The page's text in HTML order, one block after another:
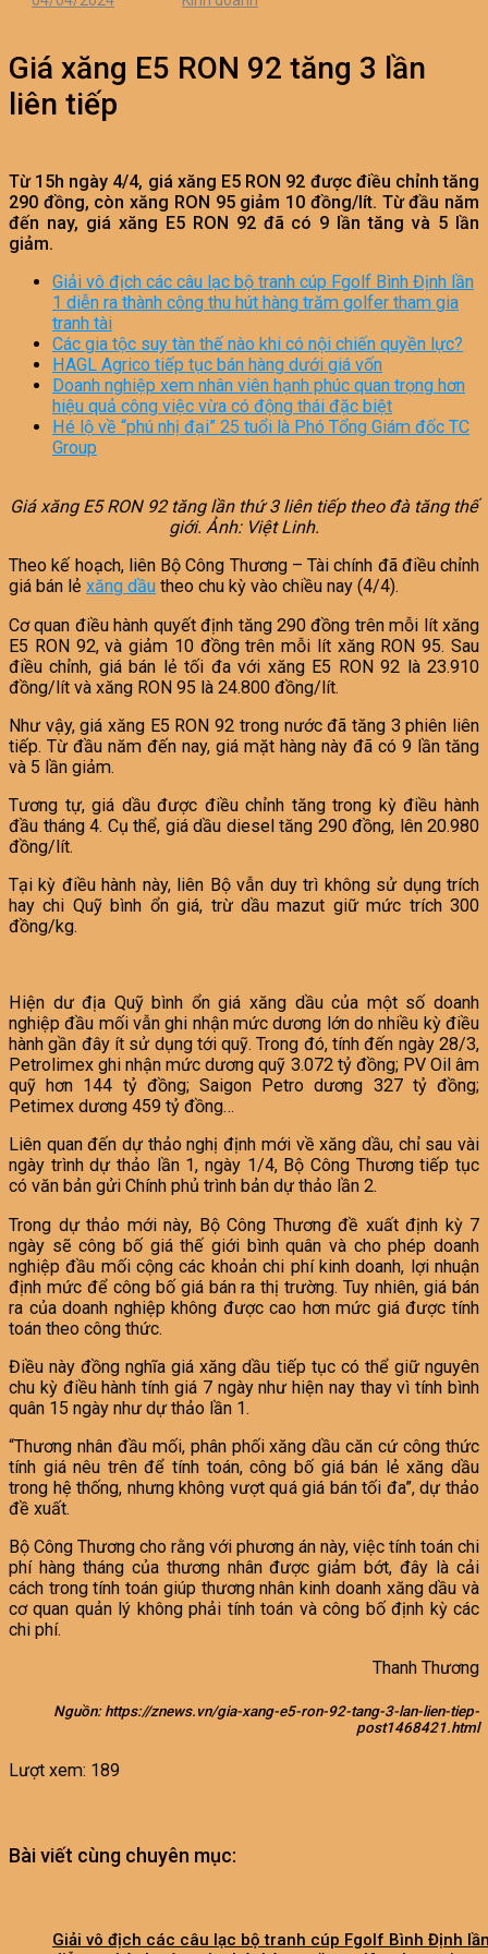
Giá xăng E5 RON 92 tăng 3 lần
liên tiếp
Từ 15h ngày 4/4, giá xăng E5 RON 92 được điều chỉnh tăng
290 đồng, còn xăng RON 95 giảm 10 đồng/lít. Từ đầu năm
đến nay, giá xăng E5 RON 92 đã có 9 lần tăng và 5 lần
giảm.
Giải vô địch các câu lạc bộ tranh cúp Fgolf Bình Định lần
1 diễn ra thành công thu hút hàng trăm golfer tham gia
tranh tài
Các gia tộc suy tàn thế nào khi có nội chiến quyền lực?
HAGL Agrico tiếp tục bán hàng dưới giá vốn
Doanh nghiệp xem nhân viên hạnh phúc quan trọng hơn
hiệu quả công việc vừa có động thái đặc biệt
Hé lộ về “phú nhị đại” 25 tuổi là Phó Tổng Giám đốc TC
Group
Giá xăng E5 RON 92 tăng lần thứ 3 liên tiếp theo đà tăng thế
giới. Ảnh: Việt Linh.
Theo kế hoạch, liên Bộ Công Thương – Tài chính đã điều chỉnh
giá bán lẻ xăng dầu theo chu kỳ vào chiều nay (4/4).
Cơ quan điều hành quyết định tăng 290 đồng trên mỗi lít xăng
E5 RON 92, và giảm 10 đồng trên mỗi lít xăng RON 95. Sau
điều chỉnh, giá bán lẻ tối đa với xăng E5 RON 92 là 23.910
đồng/lít và xăng RON 95 là 24.800 đồng/lít.
Như vậy, giá xăng E5 RON 92 trong nước đã tăng 3 phiên liên
tiếp. Từ đầu năm đến nay, giá mặt hàng này đã có 9 lần tăng
và 5 lần giảm.
Tương tự, giá dầu được điều chỉnh tăng trong kỳ điều hành
đầu tháng 4. Cụ thể, giá dầu diesel tăng 290 đồng, lên 20.980
đồng/lít.
Tại kỳ điều hành này, liên Bộ vẫn duy trì không sử dụng trích
hay chi Quỹ bình ổn giá, trừ dầu mazut giữ mức trích 300
đồng/kg.
Hiện dư địa Quỹ bình ổn giá xăng dầu của một số doanh
nghiệp đầu mối vẫn ghi nhận mức dương lớn do nhiều kỳ điều
hành gần đây ít sử dụng tới quỹ. Trong đó, tính đến ngày 28/3,
Petrolimex ghi nhận mức dương quỹ 3.072 tỷ đồng; PV Oil âm
quỹ hơn 144 tỷ đồng; Saigon Petro dương 327 tỷ đồng;
Petimex dương 459 tỷ đồng…
Liên quan đến dự thảo nghị định mới về xăng dầu, chỉ sau vài
ngày trình dự thảo lần 1, ngày 1/4, Bộ Công Thương tiếp tục
có văn bản gửi Chính phủ trình bản dự thảo lần 2.
Trong dự thảo mới này, Bộ Công Thương đề xuất định kỳ 7
ngày sẽ công bố giá thế giới bình quân và cho phép doanh
nghiệp đầu mối cộng các khoản chi phí kinh doanh, lợi nhuận
định mức để công bố giá bán ra thị trường. Tuy nhiên, giá bán
ra của doanh nghiệp không được cao hơn mức giá được tính
toán theo công thức.
Điều này đồng nghĩa giá xăng dầu tiếp tục có thể giữ nguyên
chu kỳ điều hành tính giá 7 ngày như hiện nay thay vì tính bình
quân 15 ngày như dự thảo lần 1.
“Thương nhân đầu mối, phân phối xăng dầu căn cứ công thức
tính giá nêu trên để tính toán, công bố giá bán lẻ xăng dầu
trong hệ thống, nhưng không vượt quá giá bán tối đa”, dự thảo
đề xuất.
Bộ Công Thương cho rằng với phương án này, việc tính toán chi
phí hàng tháng của thương nhân được giảm bớt, đây là cải
cách trong tính toán giúp thương nhân kinh doanh xăng dầu và
cơ quan quản lý không phải tính toán và công bố định kỳ các
chi phí.
Thanh Thương
Nguồn: https://znews.vn/gia-xang-e5-ron-92-tang-3-lan-lien-tiep-
post1468421.html
Lượt xem: 189
Bài viết cùng chuyên mục:
Giải vô địch các câu lạc bộ tranh cúp Fgolf Bình Định